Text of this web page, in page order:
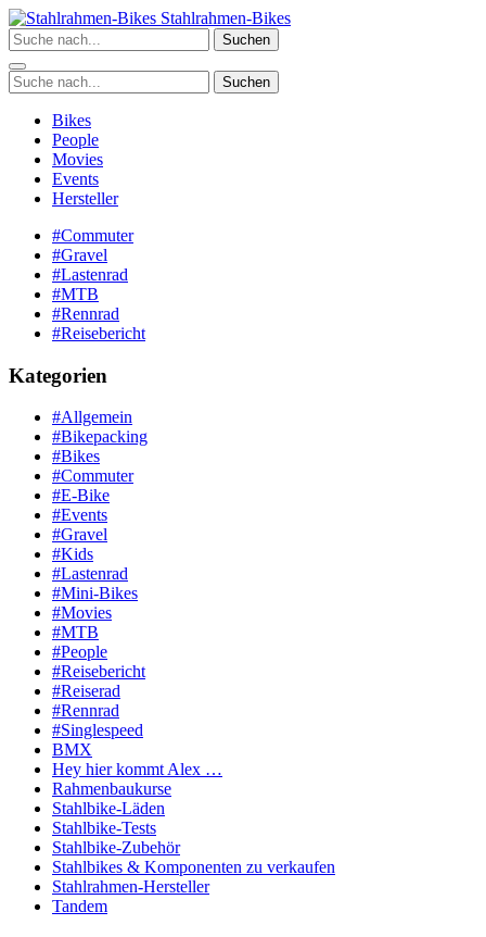
Zum
Inhalt
springen
Stahlrahmen-Bikes
Suchen
Suchen
Bikes
People
Movies
Events
Hersteller
#Commuter
#Gravel
#Lastenrad
#MTB
#Rennrad
#Reisebericht
Kategorien
#Allgemein
#Bikepacking
#Bikes
#Commuter
#E-Bike
#Events
#Gravel
#Kids
#Lastenrad
#Mini-Bikes
#Movies
#MTB
#People
#Reisebericht
#Reiserad
#Rennrad
#Singlespeed
BMX
Hey hier kommt Alex …
Rahmenbaukurse
Stahlbike-Läden
Stahlbike-Tests
Stahlbike-Zubehör
Stahlbikes & Komponenten zu verkaufen
Stahlrahmen-Hersteller
Tandem